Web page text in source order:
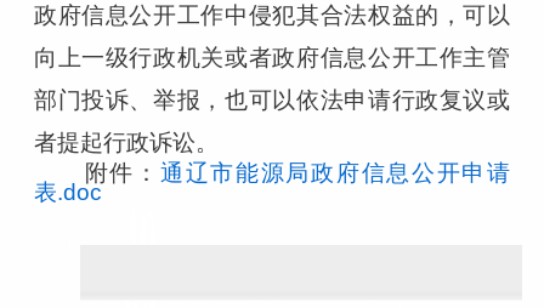
政府信息公开工作中侵犯其合法权益的，可以
向上一级行政机关或者政府信息公开工作主管
部门投诉、举报，也可以依法申请行政复议或
者提起行政诉讼。
附件： 通辽市能源局政府信息公开申请
表.doc